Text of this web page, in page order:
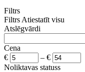
Filtrs
Filtrs Atiestatīt visu
Atslēgvārdi
Cena
€
– €
Noliktavas statuss